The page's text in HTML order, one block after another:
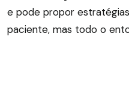
e pode propor
paciente, mas todo o